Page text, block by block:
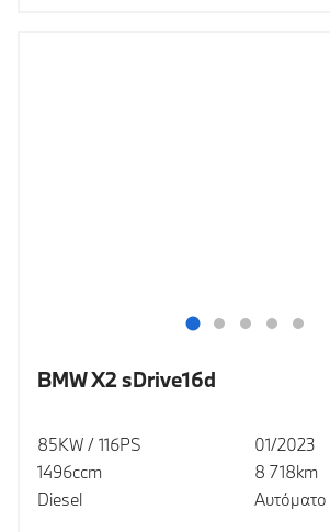
BMW X2 sDrive16d
85KW / 116PS
1496ccm
Diesel
01/2023
8 718km
Αυτόματο